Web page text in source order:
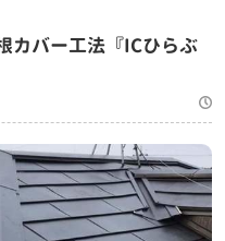
カバー工法『ICひらぶ